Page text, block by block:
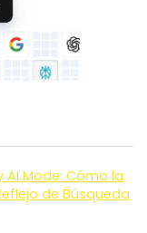
AI Mode: Cómo la
de Búsqueda